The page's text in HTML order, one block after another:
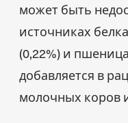
может быть
источниках
(0,22%) и
добавляется в
молочных коров